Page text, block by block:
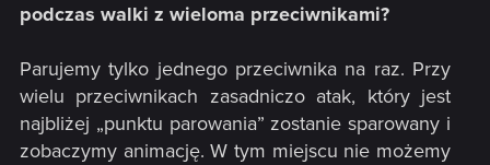
podczas walki z wieloma przeciwnikami?
Parujemy tylko jednego przeciwnika na raz. Przy
wielu przeciwnikach zasadniczo atak, który jest
najbliżej „punktu parowania” zostanie sparowany i
zobaczymy animację. W tym miejscu nie możemy